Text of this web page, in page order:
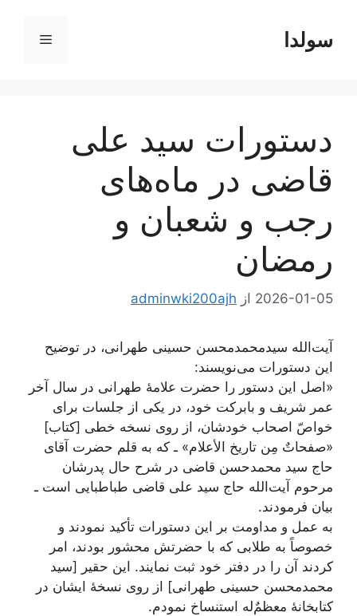
محتواسولدا فهرست
دستورات سید علی
قاضی در ماه‌های
رجب و شعبان و
رمضان
2026-01-05 از adminwki200ajh
آیت‌الله سیدمحمدمحسن حسینی طهرانی، در توضیح
این دستورات می‌نویسند:
«اصل این دستور را حضرت علامۀ طهرانی در سال آخر
عمر شریف و بابرکت خود، در یکی از جلسات برای
خواصّ اصحاب خودشان، از روی نسخه خطی [کتاب]
«صفحاتٌ مِن تاریخ الأعلام» ـ که به قلم حضرت آقای
حاج سید محمدحسن قاضی در شرح حال پدرشان
مرحوم آیت‌الله حاج سید علی قاضی طباطبایی است ـ
بیان فرمودند.
به عمل و مداومت بر این دستورات تأکید نمودند و
خصوصاً به طلابی که با حضرتش محشور بودند، امر
کردند آن را در دفتر خود ثبت نمایند. این حقیر [سید
محمدمحسن حسینی طهرانی] از روی نسخۀ ایشان در
کتابخانۀ معظمٌ‌له استنساخ نمودم.